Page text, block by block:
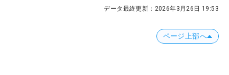
データ最終更新： 2026年3月26日 19:53
ページ上部へ